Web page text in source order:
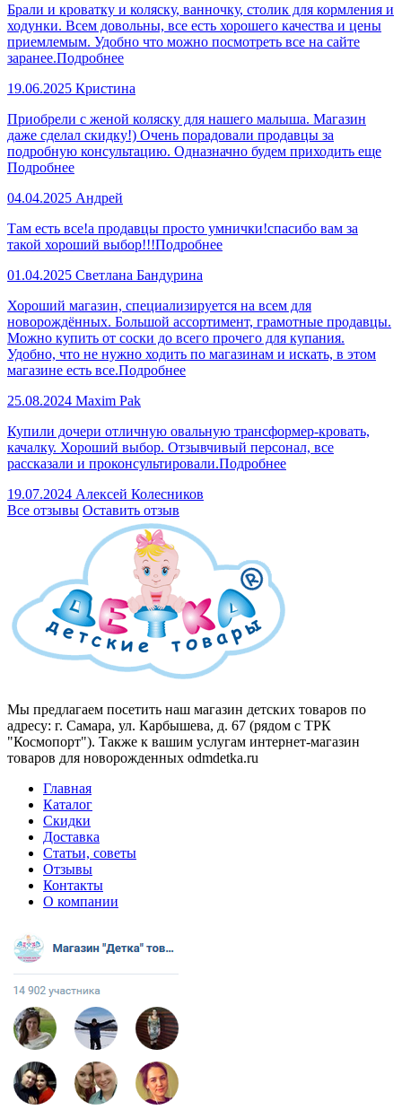
Брали и кроватку и коляску, ванночку, столик для кормления и
ходунки. Всем довольны, все есть хорошего качества и цены
приемлемым. Удобно что можно посмотреть все на сайте
заранее.Подробнее
19.06.2025 Кристина
Приобрели с женой коляску для нашего малыша. Магазин
даже сделал скидку!) Очень порадовали продавцы за
подробную консультацию. Одназначно будем приходить еще
Подробнее
04.04.2025 Андрей
Там есть все!а продавцы просто умнички!спасибо вам за
такой хороший выбор!!!Подробнее
01.04.2025 Светлана Бандурина
Хороший магазин, специализируется на всем для
новорождённых. Большой ассортимент, грамотные продавцы.
Можно купить от соски до всего прочего для купания.
Удобно, что не нужно ходить по магазинам и искать, в этом
магазине есть все.Подробнее
25.08.2024 Maxim Pak
Купили дочери отличную овальную трансформер-кровать,
качалку. Хороший выбор. Отзывчивый персонал, все
рассказали и проконсультировали.Подробнее
19.07.2024 Алексей Колесников
Все отзывы Оставить отзыв
Мы предлагаем посетить наш магазин детских товаров по
адресу: г. Самара, ул. Карбышева, д. 67 (рядом с ТРК
"Космопорт"). Также к вашим услугам интернет-магазин
товаров для новорожденных odmdetka.ru
Главная
Каталог
Скидки
Доставка
Статьи, советы
Отзывы
Контакты
О компании